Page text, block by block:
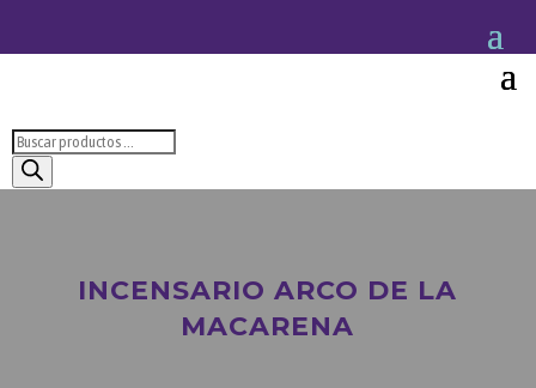
Búsqueda
de
productos
INCENSARIO ARCO DE LA
MACARENA